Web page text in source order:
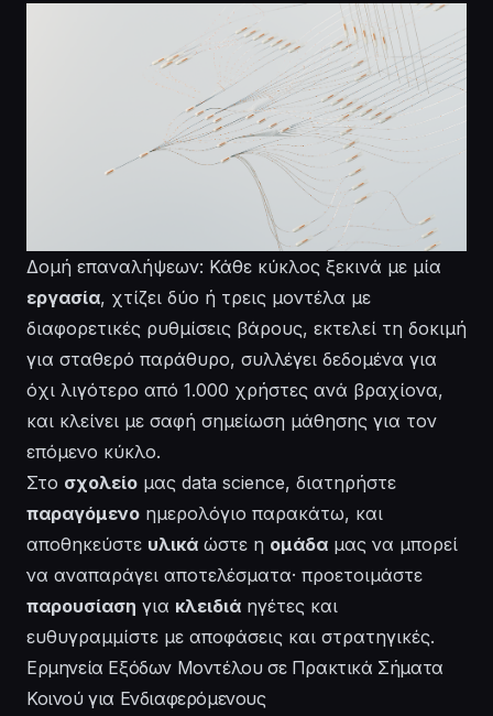
Δομή επαναλήψεων: Κάθε κύκλος ξεκινά με μία
εργασία, χτίζει δύο ή τρεις μοντέλα με
διαφορετικές ρυθμίσεις βάρους, εκτελεί τη δοκιμή
για σταθερό παράθυρο, συλλέγει δεδομένα για
όχι λιγότερο από 1.000 χρήστες ανά βραχίονα,
και κλείνει με σαφή σημείωση μάθησης για τον
επόμενο κύκλο.
Στο σχολείο μας data science, διατηρήστε
παραγόμενο ημερολόγιο παρακάτω, και
αποθηκεύστε υλικά ώστε η ομάδα μας να μπορεί
να αναπαράγει αποτελέσματα· προετοιμάστε
παρουσίαση για κλειδιά ηγέτες και
ευθυγραμμίστε με αποφάσεις και στρατηγικές.
Ερμηνεία Εξόδων Μοντέλου σε Πρακτικά Σήματα
Κοινού για Ενδιαφερόμενους